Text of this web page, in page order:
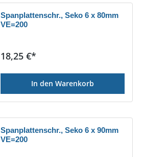
Spanplattenschr., Seko 6 x 80mm
VE=200
Regulärer Preis:
18,25 €*
In den Warenkorb
Spanplattenschr., Seko 6 x 90mm
VE=200